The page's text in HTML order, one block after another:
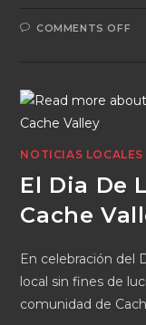
COMMENTS OFF
NOTICIAS LOCALES
El Dia De
Cache
En celebración del
local sin fines de
comunidad de